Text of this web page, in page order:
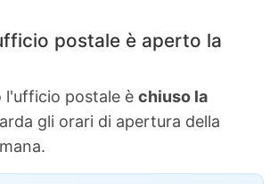
postale è aperto la
postale è chiuso la
gli orari di apertura della